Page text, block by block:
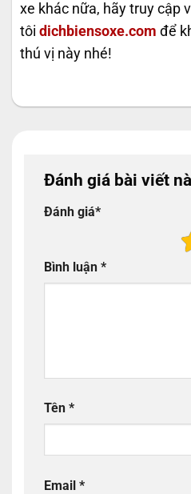
xe khác nữa, hãy truy cập
tôi dichbiensoxe.com để
thú vị này nhé!
Đánh giá bài viết
Đánh giá*
Bình luận *
Tên *
Email *